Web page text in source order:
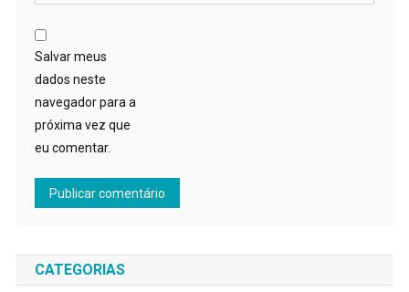
Salvar meus
dados neste
navegador para a
próxima vez que
eu comentar.
CATEGORIAS